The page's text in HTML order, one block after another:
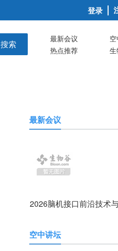
登录
搜索 最新会议
热点推荐
最新会议
2026脑机接口前沿技术
空中讲坛